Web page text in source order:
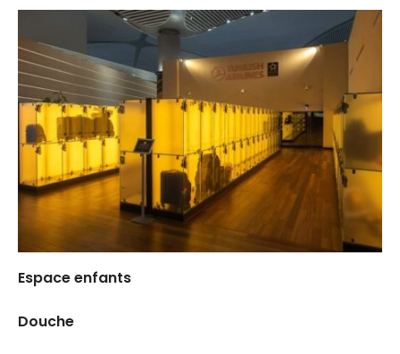
Espace enfants
Douche